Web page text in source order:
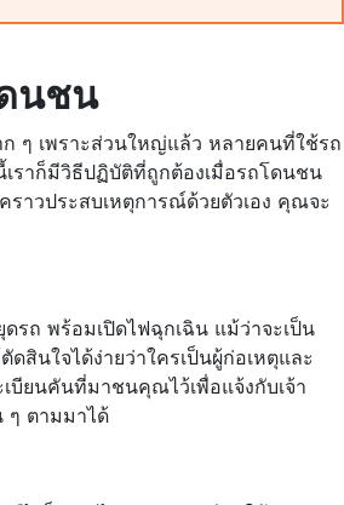
นชน
ๆ เพราะส่วนใหญ่แล้ว หลายคนที่ใช้รถ
ราก็มีวิธีปฏิบัติที่ถูกต้องเมื่อรถโดนชน
ราวประสบเหตุการณ์ด้วยตัวเอง คุณจะ
ถ พร้อมเปิดไฟฉุกเฉิน แม้ว่าจะเป็น
สินใจได้ง่ายว่าใครเป็นผู้ก่อเหตุและ
ยนคันที่มาชนคุณไว้เพื่อแจ้งกับเจ้า
ๆ ตามมาได้